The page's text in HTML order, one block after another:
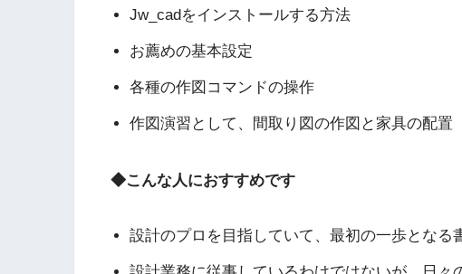
Jw_cadをインストールする方法
お薦めの基本設定
各種の作図コマンドの操作
作図演習として、間取り図の作図と家具の配置
◆こんな人におすすめです
設計のプロを目指していて、最初の一歩となる